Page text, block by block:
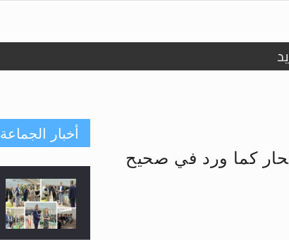
أيده الله والمكتب العربي >> المزيد
كما ورد في صحيح
أخبار الجماعة